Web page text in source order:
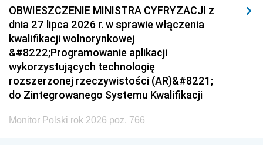
OBWIESZCZENIE MINISTRA CYFRYZACJI z
dnia 27 lipca 2026 r. w sprawie włączenia
kwalifikacji wolnorynkowej
&#8222;Programowanie aplikacji
wykorzystujących technologię
rozszerzonej rzeczywistości (AR)&#8221;
do Zintegrowanego Systemu Kwalifikacji
Monitor Polski rok 2026 poz. 766